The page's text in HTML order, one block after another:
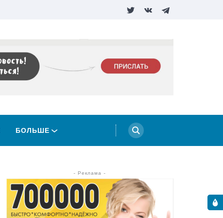
БОЛЬШЕ
- Реклама -